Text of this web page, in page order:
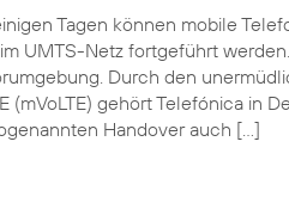
Tagen können mobile
UMTS-Netz fortgeführt
Durch den
(mVoLTE) gehört Telefónica in
Handover auch […]